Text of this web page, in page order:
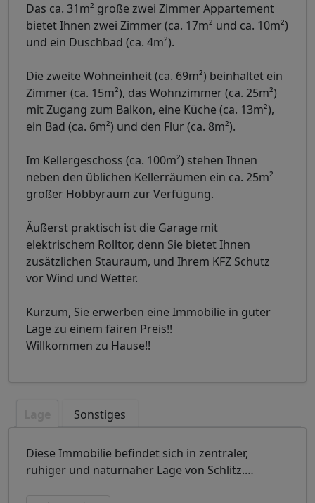
Das ca. 31m² große zwei Zimmer Appartement
bietet Ihnen zwei Zimmer (ca. 17m² und ca. 10m²)
und ein Duschbad (ca. 4m²).
Die zweite Wohneinheit (ca. 69m²) beinhaltet ein
Zimmer (ca. 15m²), das Wohnzimmer (ca. 25m²)
mit Zugang zum Balkon, eine Küche (ca. 13m²),
ein Bad (ca. 6m²) und den Flur (ca. 8m²).
Im Kellergeschoss (ca. 100m²) stehen Ihnen
neben den üblichen Kellerräumen ein ca. 25m²
großer Hobbyraum zur Verfügung.
Äußerst praktisch ist die Garage mit
elektrischem Rolltor, denn Sie bietet Ihnen
zusätzlichen Stauraum, und Ihrem KFZ Schutz
vor Wind und Wetter.
Kurzum, Sie erwerben eine Immobilie in guter
Lage zu einem fairen Preis!!
Willkommen zu Hause!!
Sonstiges
Diese Immobilie befindet sich in zentraler,
ruhiger und naturnaher Lage von Schlitz.…